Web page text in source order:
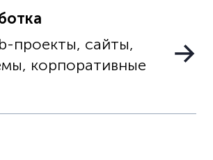
проекты, сайты,
корпоративные